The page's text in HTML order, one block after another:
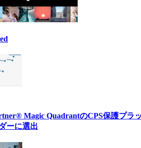
Magic QuadrantのCPS保護プラ
ーに選出